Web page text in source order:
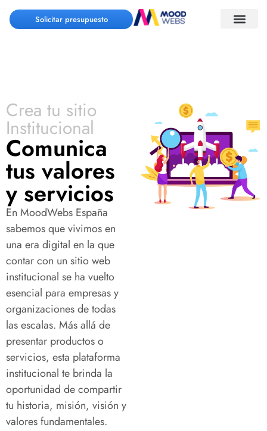
Solicitar presupuesto
Crea tu sitio
Institucional
Comunica
tus valores
y servicios
En MoodWebs España
sabemos que vivimos en
una era digital en la que
contar con un sitio web
institucional se ha vuelto
esencial para empresas y
organizaciones de todas
las escalas. Más allá de
presentar productos o
servicios, esta plataforma
institucional te brinda la
oportunidad de compartir
tu historia, misión, visión y
valores fundamentales.